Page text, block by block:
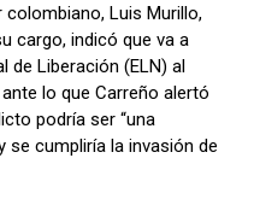
Luis Murillo,
cargo, indicó que va a
de Liberación (ELN) al
lo que Carreño alertó
podría ser “una
cumpliría la invasión de